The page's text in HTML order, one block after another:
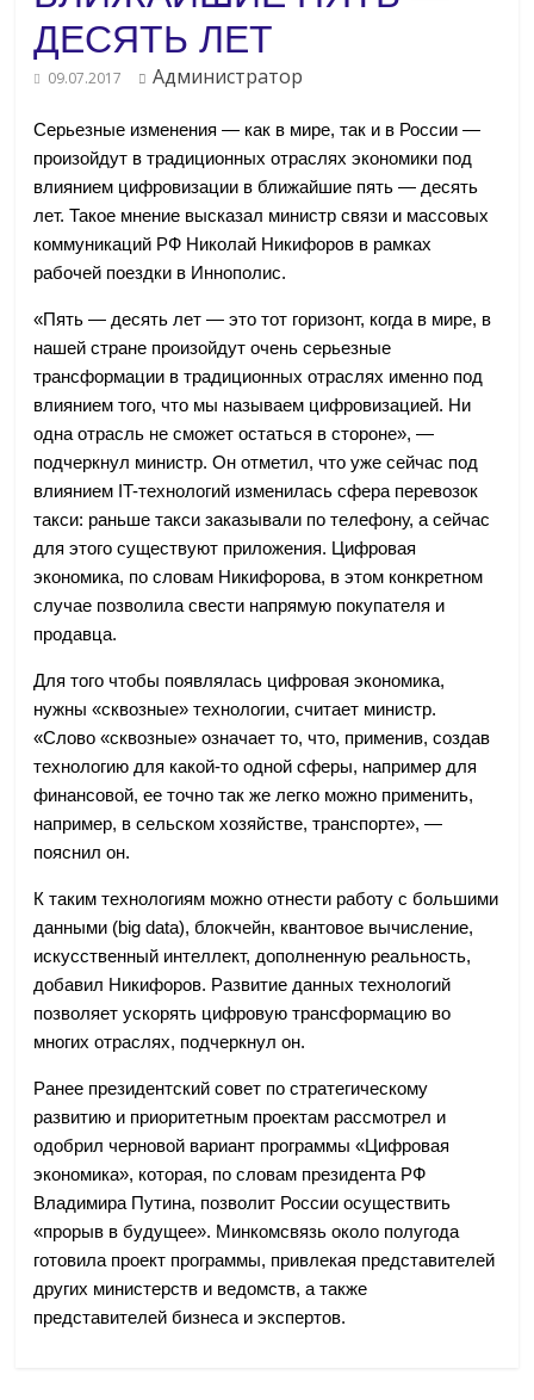
ДЕСЯТЬ ЛЕТ
09.07.2017 Администратор
Серьезные изменения — как в мире, так и в России —
произойдут в традиционных отраслях экономики под
влиянием цифровизации в ближайшие пять — десять
лет. Такое мнение высказал министр связи и массовых
коммуникаций РФ Николай Никифоров в рамках
рабочей поездки в Иннополис.
«Пять — десять лет — это тот горизонт, когда в мире, в
нашей стране произойдут очень серьезные
трансформации в традиционных отраслях именно под
влиянием того, что мы называем цифровизацией. Ни
одна отрасль не сможет остаться в стороне», —
подчеркнул министр. Он отметил, что уже сейчас под
влиянием IT-технологий изменилась сфера перевозок
такси: раньше такси заказывали по телефону, а сейчас
для этого существуют приложения. Цифровая
экономика, по словам Никифорова, в этом конкретном
случае позволила свести напрямую покупателя и
продавца.
Для того чтобы появлялась цифровая экономика,
нужны «сквозные» технологии, считает министр.
«Слово «сквозные» означает то, что, применив, создав
технологию для какой-то одной сферы, например для
финансовой, ее точно так же легко можно применить,
например, в сельском хозяйстве, транспорте», —
пояснил он.
К таким технологиям можно отнести работу с большими
данными (big data), блокчейн, квантовое вычисление,
искусственный интеллект, дополненную реальность,
добавил Никифоров. Развитие данных технологий
позволяет ускорять цифровую трансформацию во
многих отраслях, подчеркнул он.
Ранее президентский совет по стратегическому
развитию и приоритетным проектам рассмотрел и
одобрил черновой вариант программы «Цифровая
экономика», которая, по словам президента РФ
Владимира Путина, позволит России осуществить
«прорыв в будущее». Минкомсвязь около полугода
готовила проект программы, привлекая представителей
других министерств и ведомств, а также
представителей бизнеса и экспертов.